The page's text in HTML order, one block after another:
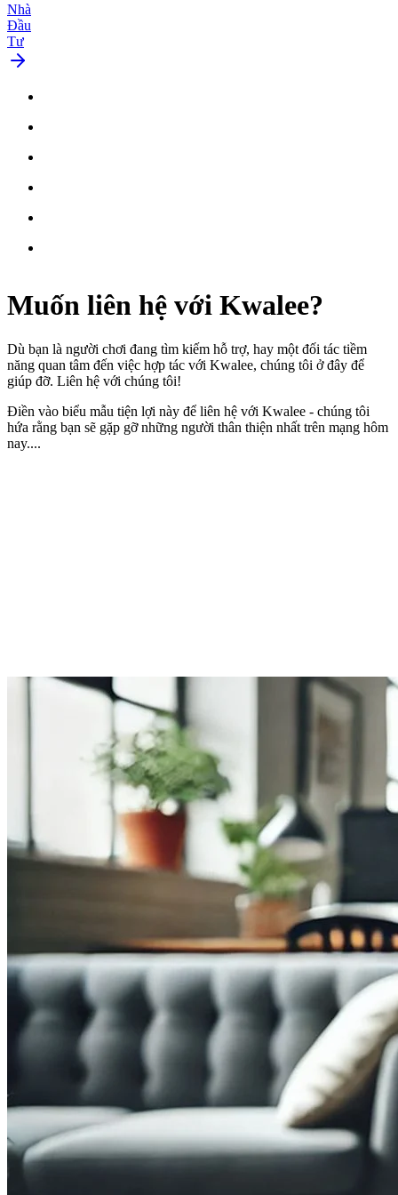
Nhà
Đầu
Tư
Muốn liên hệ với Kwalee?
Dù bạn là người chơi đang tìm kiếm hỗ trợ, hay một đối tác tiềm
năng quan tâm đến việc hợp tác với Kwalee, chúng tôi ở đây để
giúp đỡ. Liên hệ với chúng tôi!
Điền vào biểu mẫu tiện lợi này để liên hệ với Kwalee - chúng tôi
hứa rằng bạn sẽ gặp gỡ những người thân thiện nhất trên mạng hôm
nay....